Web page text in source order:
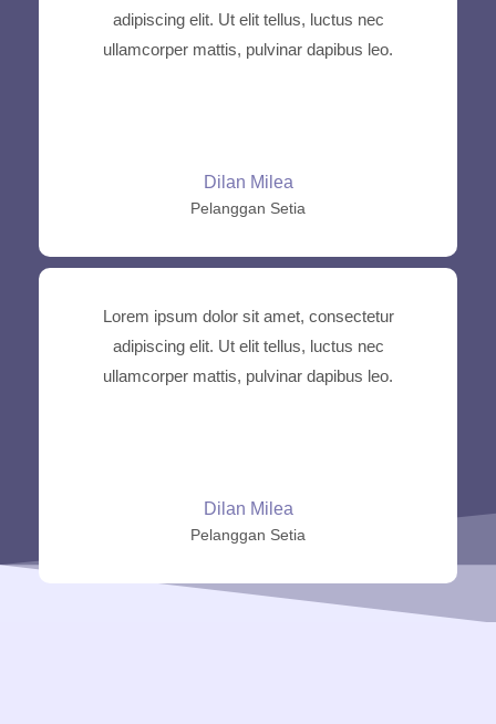
adipiscing elit. Ut elit tellus, luctus nec
ullamcorper mattis, pulvinar dapibus leo.
Dilan Milea
Pelanggan Setia
Lorem ipsum dolor sit amet, consectetur
adipiscing elit. Ut elit tellus, luctus nec
ullamcorper mattis, pulvinar dapibus leo.
Dilan Milea
Pelanggan Setia